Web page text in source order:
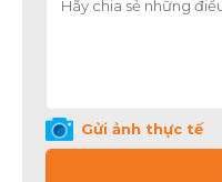
Gửi ảnh thực tế